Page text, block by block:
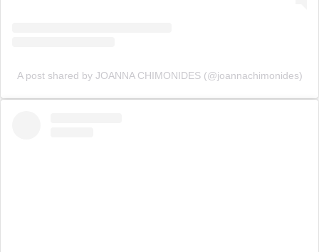
A post shared by JOANNA CHIMONIDES (@joannachimonides)